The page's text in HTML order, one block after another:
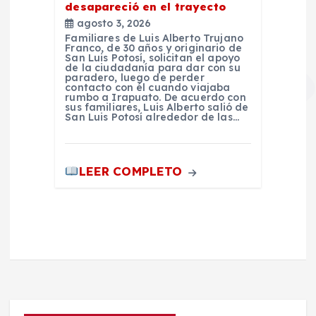
desapareció en el trayecto
agosto 3, 2026
Familiares de Luis Alberto Trujano
Franco, de 30 años y originario de
San Luis Potosí, solicitan el apoyo
de la ciudadanía para dar con su
paradero, luego de perder
contacto con él cuando viajaba
rumbo a Irapuato. De acuerdo con
sus familiares, Luis Alberto salió de
San Luis Potosí alrededor de las…
LEER COMPLETO